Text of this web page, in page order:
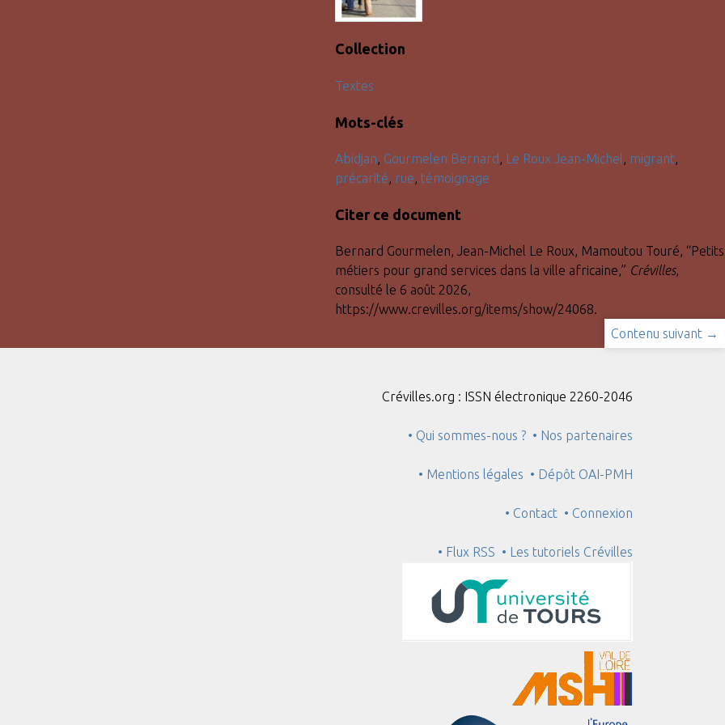
Collection
Textes
Mots-clés
Abidjan, Gourmelen Bernard , Le Roux Jean-Michel , migrant,
précarité, rue, témoignage
Citer ce document
Bernard Gourmelen, Jean-Michel Le Roux, Mamoutou Touré, “Petits
métiers pour grand services dans la ville africaine,” Crévilles,
consulté le 6 août 2026,
https://www.crevilles.org/items/show/24068.
Contenu suivant →
Crévilles.org : ISSN électronique 2260-2046
• Qui sommes-nous ? • Nos partenaires
• Mentions légales • Dépôt OAI-PMH
• Contact • Connexion
• Flux RSS • Les tutoriels Crévilles